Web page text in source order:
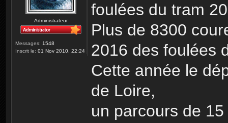
Administrateur
Messages: 1548
Inscrit le: 01 Nov 2010, 22:24
foulées du tram
Plus de 8300
2016 des foulées
Cette année le
de Loire,
un parcours de